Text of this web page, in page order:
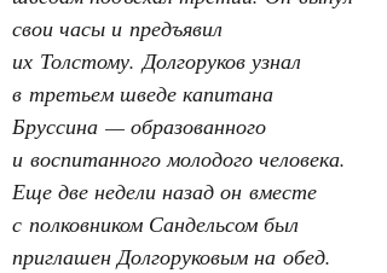
свои часы и предъявил
их Толстому. Долгоруков узнал
в третьем шведе капитана
Бруссина — образованного
и воспитанного молодого человека.
Еще две недели назад он вместе
с полковником Сандельсом был
приглашен Долгоруковым на обед.